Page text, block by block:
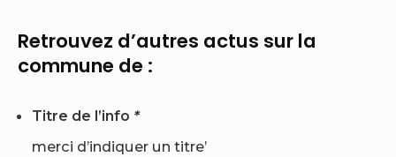
Retrouvez d’autres actus sur la
commune de :
Titre de l’info *
merci d’indiquer un titre’